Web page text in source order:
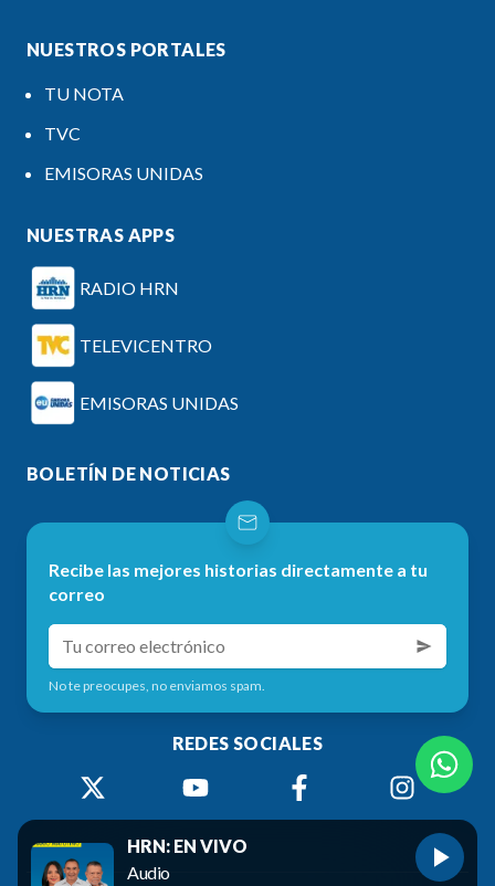
NUESTROS PORTALES
TU NOTA
TVC
EMISORAS UNIDAS
NUESTRAS APPS
RADIO HRN
TELEVICENTRO
EMISORAS UNIDAS
BOLETÍN DE NOTICIAS
Recibe las mejores historias directamente a tu
correo
No te preocupes, no enviamos spam.
REDES SOCIALES
HRN: EN VIVO
Audio